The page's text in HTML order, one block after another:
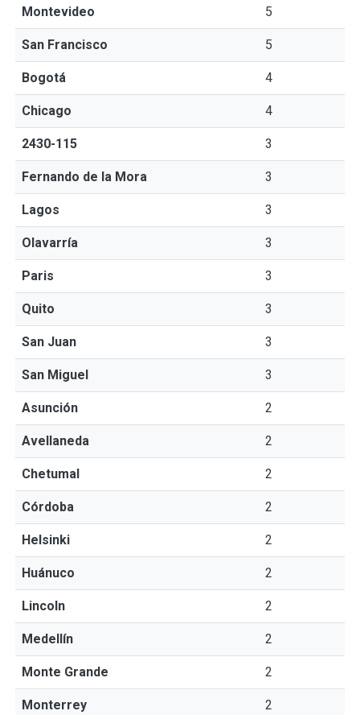
Montevideo 5
San Francisco 5
Bogotá 4
Chicago 4
2430-115 3
Fernando de la Mora 3
Lagos 3
Olavarría 3
Paris 3
Quito 3
San Juan 3
San Miguel 3
Asunción 2
Avellaneda 2
Chetumal 2
Córdoba 2
Helsinki 2
Huánuco 2
Lincoln 2
Medellín 2
Monte Grande 2
Monterrey 2